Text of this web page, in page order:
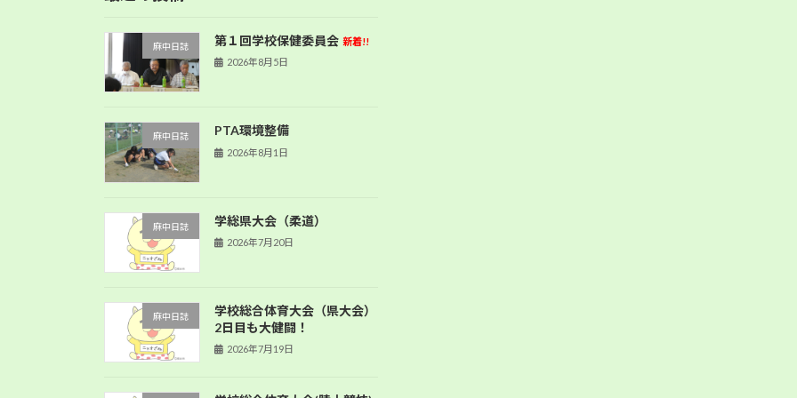
麻中日誌 第１回学校保健委員会 新着!!
2026年8月5日
麻中日誌 PTA環境整備
2026年8月1日
麻中日誌 学総県大会（柔道）
2026年7月20日
麻中日誌
学校総合体育大会（県大会）
2日目も大健闘！
2026年7月19日